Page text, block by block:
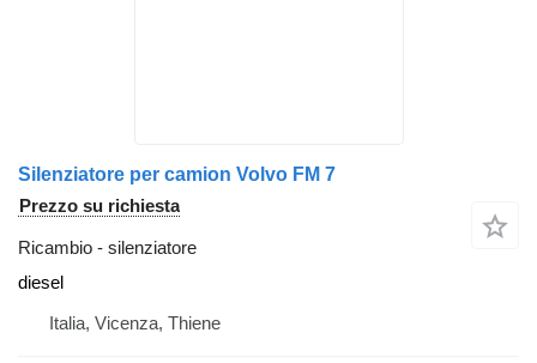
Silenziatore per camion Volvo FM 7
Prezzo su richiesta
Ricambio - silenziatore
diesel
Italia, Vicenza, Thiene